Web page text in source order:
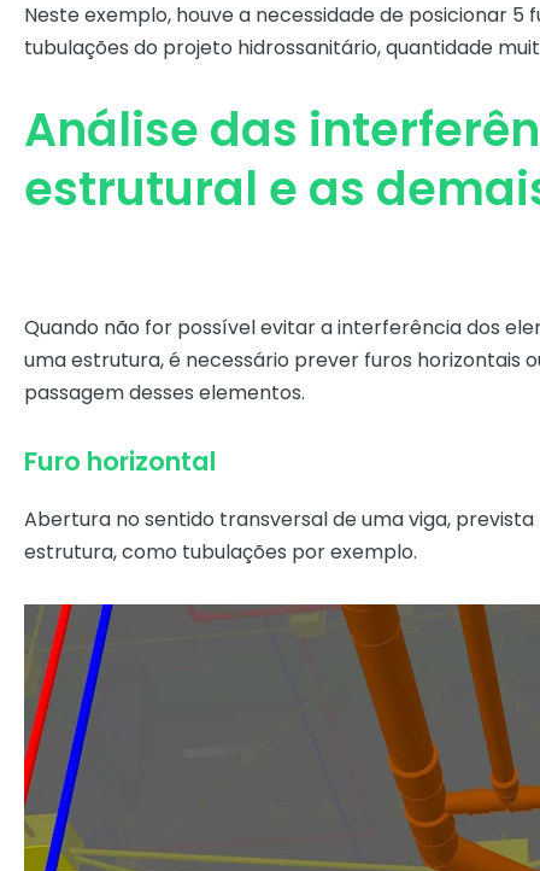
Neste exemplo, houve a necessidade de posicionar
tubulações do projeto hidrossanitário, quantidade
Análise das
estrutural e as
Quando não for possível evitar a interferência dos
uma estrutura, é necessário prever furos horizontais
passagem desses elementos.
Furo horizontal
Abertura no sentido transversal de uma viga,
estrutura, como tubulações por exemplo.